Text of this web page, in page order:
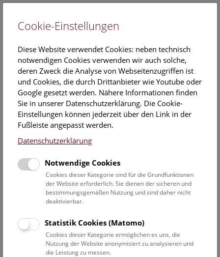
EN
Vogelsammlung
Die Vogelsammlung am Naturhistorischen Museum Wien
ist die einzige öffentliche Forschungsinstitution in
Österreich, die ausschließlich dieser Tiergruppe gewidmet
anerkannt und zählen zu den bedeutendsten der Welt.
Den wissenschaftlichen Sammlungen angeschlossen sind
vier Schausäle, in denen die Besucher*innen ein Viertel
aller beschriebenen Vogelarten der Erde sehen können.
Die historisch gewachsene Sammlung umfasst ein
unschätzbar wertvolles und unersetzliches Erbe an
Naturdokumenten, deren Erhaltung und Erweiterung,
Dokumentation und Erschließung ein übernationales
Cookie-Einstellungen
Diese Website verwendet Cookies: neben technisch
notwendigen Cookies verwenden wir auch solche,
deren Zweck die Analyse von Webseitenzugriffen ist
und Cookies, die durch Drittanbieter wie Youtube oder
Google gesetzt werden. Nähere Informationen finden
Sie in unserer Datenschutzerklärung. Die Cookie-
Einstellungen können jederzeit über den Link in der
Fußleiste angepasst werden.
Datenschutzerklärung
Notwendige Cookies
Cookies dieser Kategorie sind für die Grundfunktionen
der Website erforderlich. Sie dienen der sicheren und
bestimmungsgemäßen Nutzung und sind daher nicht
deaktivierbar.
Statistik Cookies (Matomo)
Cookies dieser Kategorie ermöglichen es uns, die
Nutzung der Website anonymisiert zu analysieren und
die Leistung zu messen.